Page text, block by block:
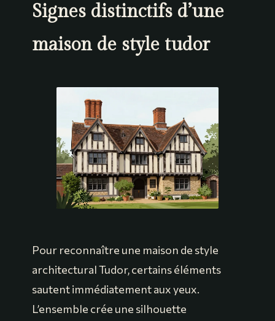
Signes distinctifs d’une
maison de style tudor
Pour reconnaître une maison de style
architectural Tudor, certains éléments
sautent immédiatement aux yeux.
L’ensemble crée une silhouette